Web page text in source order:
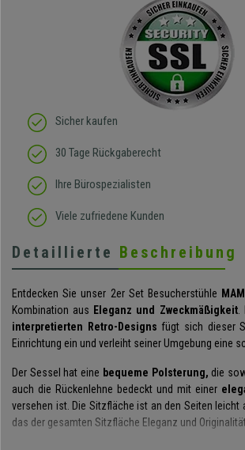
Sicher kaufen
30 Tage Rückgaberecht
Ihre Bürospezialisten
Viele zufriedene Kunden
Detaillierte Beschreibung
Entdecken Sie unser 2er Set Besucherstühle
Kombination aus Eleganz und Zweckmäßigkeit.
interpretierten Retro-Designs fügt sich dieser
Einrichtung ein und verleiht seiner Umgebung eine
Der Sessel hat eine bequeme Polsterung, die
auch die Rückenlehne bedeckt und mit einer
versehen ist. Die Sitzfläche ist an den Seiten leicht
das der gesamten Sitzfläche Eleganz und